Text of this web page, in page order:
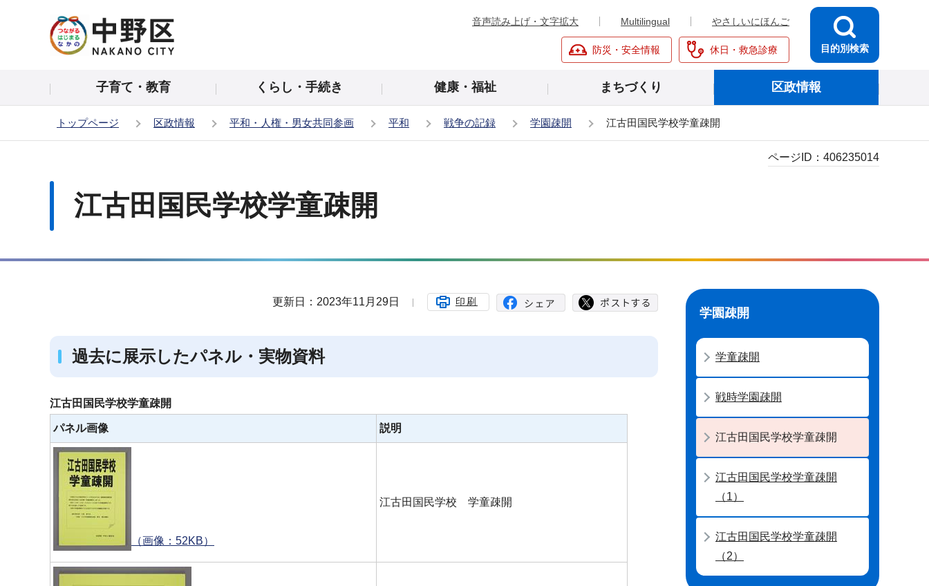
の
頭
音声読み上げ・文字拡大 Multilingual やさしいにほんご
防災・安全情報 休日・救急診療 目的別検索
子育て・教育 くらし・手続き 健康・福祉 まちづくり 区政情報
トップページ 区政情報 平和・人権・男女共同参画 平和 戦争の記録 学園疎開 江古田国民学校学童疎開
江古田国民学校学童疎開
ページID： 406235014
更新日：2023年11月29日 印刷
過去に展示したパネル・実物資料
江古田国民学校学童疎開
パネル画像 説明
（画像：52KB）
江古田国民学校 学童疎開
ー
シ
ョ
ン
学園疎開
学童疎開
戦時学園疎開
江古田国民学校学童疎開
江古田国民学校学童疎開
（1）
江古田国民学校学童疎開
（2）